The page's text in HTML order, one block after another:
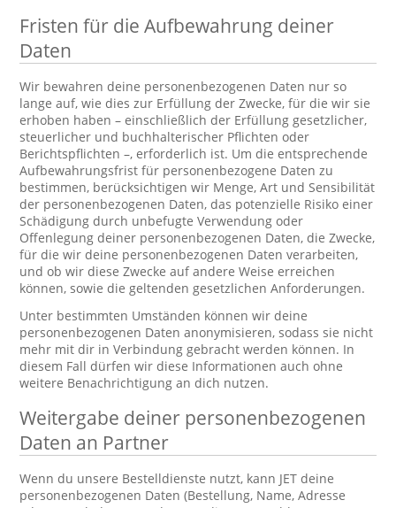
Fristen für die Aufbewahrung deiner
Daten
Wir bewahren deine personenbezogenen Daten nur so
lange auf, wie dies zur Erfüllung der Zwecke, für die wir sie
erhoben haben – einschließlich der Erfüllung gesetzlicher,
steuerlicher und buchhalterischer Pflichten oder
Berichtspflichten –, erforderlich ist. Um die entsprechende
Aufbewahrungsfrist für personenbezogene Daten zu
bestimmen, berücksichtigen wir Menge, Art und Sensibilität
der personenbezogenen Daten, das potenzielle Risiko einer
Schädigung durch unbefugte Verwendung oder
Offenlegung deiner personenbezogenen Daten, die Zwecke,
für die wir deine personenbezogenen Daten verarbeiten,
und ob wir diese Zwecke auf andere Weise erreichen
können, sowie die geltenden gesetzlichen Anforderungen.
Unter bestimmten Umständen können wir deine
personenbezogenen Daten anonymisieren, sodass sie nicht
mehr mit dir in Verbindung gebracht werden können. In
diesem Fall dürfen wir diese Informationen auch ohne
weitere Benachrichtigung an dich nutzen.
Weitergabe deiner personenbezogenen
Daten an Partner
Wenn du unsere Bestelldienste nutzt, kann JET deine
personenbezogenen Daten (Bestellung, Name, Adresse